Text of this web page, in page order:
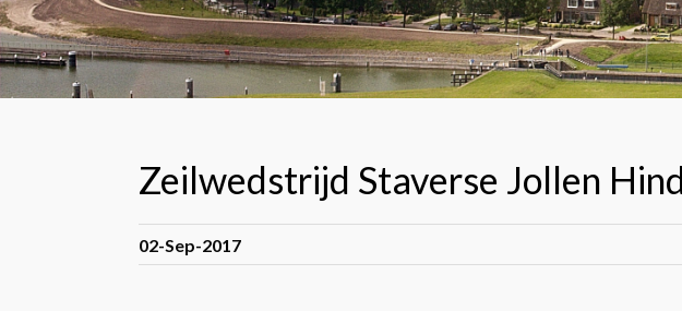
Zeilwedstrijd Staverse Jollen
02-Sep-2017